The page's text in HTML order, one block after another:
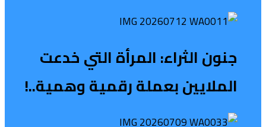
جنون الثراء: المرأة التي خدعت
الملايين بعملة رقمية وهمية..!